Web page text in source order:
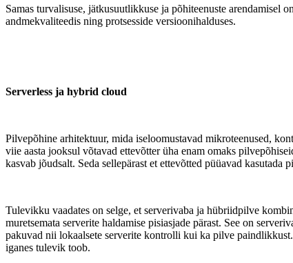
Samas turvalisuse, jätkusuutlikkuse ja põhiteenuste arendamisel
andmekvaliteedis ning protsesside versioonihalduses.
Serverless ja hybrid cloud
Pilvepõhine arhitektuur, mida iseloomustavad mikroteenused,
viie aasta jooksul võtavad ettevõtter üha enam omaks
kasvab jõudsalt. Seda sellepärast et ettevõtted püüavad
Tulevikku vaadates on selge, et serverivaba ja hübriidpilve
muretsemata serverite haldamise pisiasjade pärast. See on
pakuvad nii lokaalsete serverite kontrolli kui ka pilve
iganes tulevik toob.